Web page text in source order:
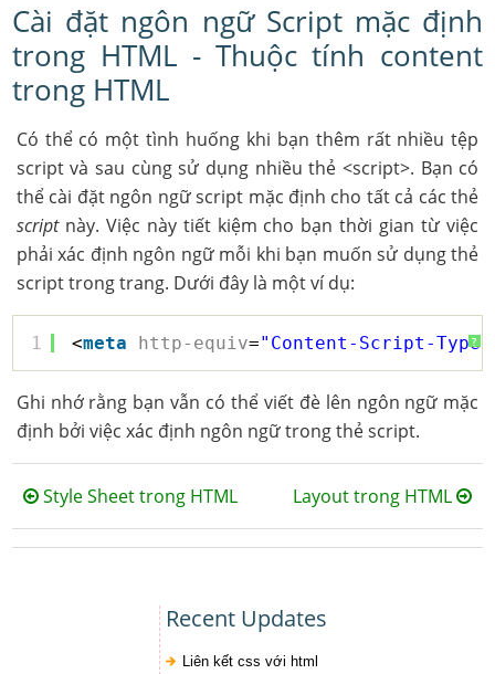
Cài đặt ngôn ngữ Script mặc định
trong HTML - Thuộc tính content
trong HTML
Có thể có một tình huống khi bạn thêm rất nhiều tệp
script và sau cùng sử dụng nhiều thẻ <script>. Bạn có
thể cài đặt ngôn ngữ script mặc định cho tất cả các thẻ
scriptnày. Việc này tiết kiệm cho bạn thời gian từ việc
phải xác định ngôn ngữ mỗi khi bạn muốn sử dụng thẻ
script trong trang. Dưới đây là một ví dụ:
?
1 <meta http-equiv="Content-Script-Type"
Ghi nhớ rằng bạn vẫn có thể viết đè lên ngôn ngữ mặc
định bởi việc xác định ngôn ngữ trong thẻ script.
Style Sheet trong HTML Layout trong HTML
Recent Updates
Liên kết css với html